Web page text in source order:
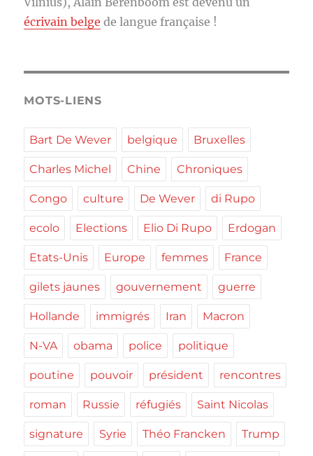
écrivain belge de langue française !
MOTS-LIENS
Bart De Wever belgique Bruxelles
Charles Michel Chine Chroniques
Congo culture De Wever di Rupo
ecolo Elections Elio Di Rupo Erdogan
Etats-Unis Europe femmes France
gilets jaunes gouvernement guerre
Hollande immigrés Iran Macron
N-VA obama police politique
poutine pouvoir président rencontres
roman Russie réfugiés Saint Nicolas
signature Syrie Théo Francken Trump